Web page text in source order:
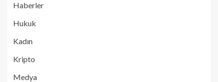
Haberler
Hukuk
Kadın
Kripto
Medya